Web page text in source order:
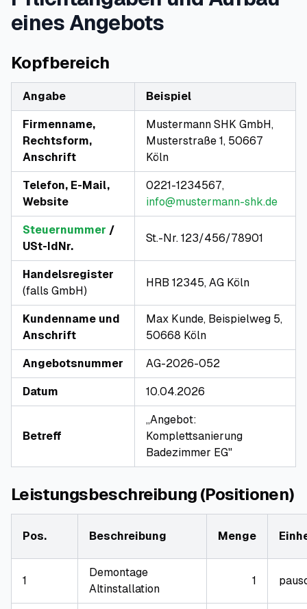
eines Angebots
Kopfbereich
Angabe Beispiel
Firmenname,
Rechtsform,
Anschrift
Mustermann SHK GmbH,
Musterstraße 1, 50667
Köln
Telefon, E-Mail,
Website
0221-1234567,
info@mustermann-shk.de
Steuernummer /
USt-IdNr.
St.-Nr. 123/456/78901
Handelsregister
(falls GmbH)
HRB 12345, AG Köln
Kundenname und
Anschrift
Max Kunde, Beispielweg 5,
50668 Köln
Angebotsnummer AG-2026-052
Datum 10.04.2026
Betreff
„Angebot:
Komplettsanierung
Badezimmer EG"
Leistungsbeschreibung (Positionen)
Pos. Beschreibung Menge
1
Demontage
Altinstallation
1